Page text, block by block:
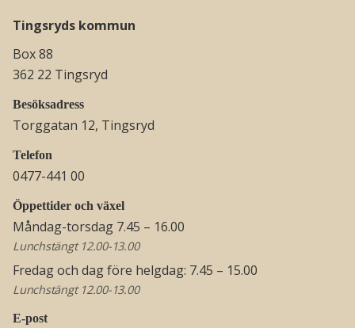
Tingsryds kommun
Box 88
362 22 Tingsryd
Besöksadress
Torggatan 12, Tingsryd
Telefon
0477-441 00
Öppettider och växel
Måndag-torsdag 7.45 – 16.00
Lunchstängt 12.00-13.00
Fredag och dag före helgdag: 7.45 – 15.00
Lunchstängt 12.00-13.00
E-post